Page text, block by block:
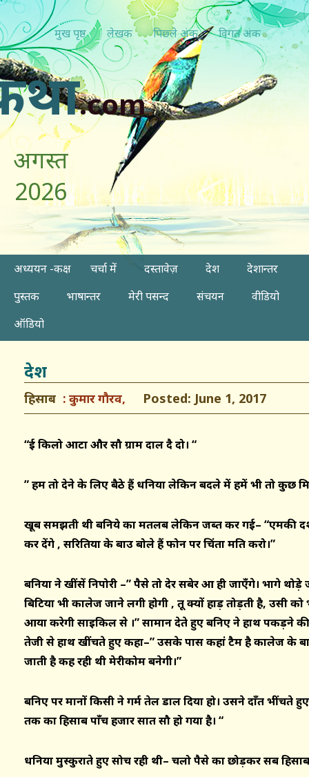
मुख पृष्ठ लेखक पिछ्ले अंक विगत अंक
.com
अगस्त
2026
अध्ययन -कक्ष चर्चा में दस्तावेज़ देश
देशान्तर
पुस्तक
भाषान्तर मेरी पसन्द संचयन
वीडियो
ऑडियो
देश
हिसाब कुमार गौरव, Posted: June 1, 2017
“दुई किलो आटा और सौ ग्राम दाल दै दो। “
”हम तो देने के लिए बैठे हैं धनिया लेकिन बदले में हमें भी तो कुछ
खूब समझती थी बनिये का मतलब लेकिन जब्त कर गई– “एमकी
कर देंगे , सरितिया के बाउ बोले हैं फोन पर चिंता मति करो।”
बनिया ने खींसें निपोरी –” पैसे तो देर सबेर आ ही जाएँगे। भागे थोड़े
बिटिया भी कालेज जाने लगी होगी , तू क्यों हाड़ तोड़ती है, उसी को
आया करेगी साइकिल से ।” सामान देते हुए बनिए ने हाथ
तेजी से हाथ खींचते हुए कहा–” उसके पास कहां टैम है कालेज के
जाती है कह रही थी मेरीकोम बनेगी।”
बनिए पर मानों किसी ने गर्म तेल डाल दिया हो। उसनेदाँत भींचते
तक का हिसाबपाँच हजार सात सौ हो गया है। “
धनिया मुस्कुराते हुए सोच रही थी– चलो पैसे का छोड़कर सब हिसाब